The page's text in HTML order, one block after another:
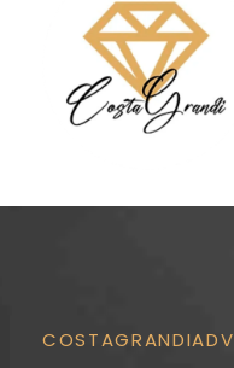
COSTAGRANDIADV